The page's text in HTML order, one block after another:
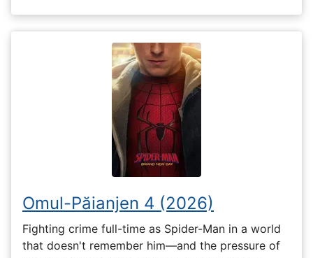
Omul-Păianjen 4 (2026)
Fighting crime full-time as Spider-Man in a world
that doesn't remember him—and the pressure of